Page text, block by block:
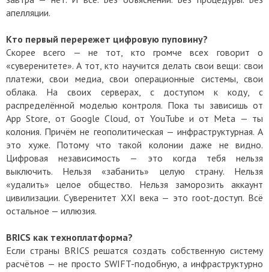
апелляции.
Кто первый перережет цифровую пуповину?
Скорее всего — не тот, кто громче всех говорит о
«суверенитете». А тот, кто научится делать свои вещи: свои
платежи, свои медиа, свои операционные системы, свои
облака. На своих серверах, с доступом к коду, с
распределённой моделью контроля. Пока ты зависишь от
App Store, от Google Cloud, от YouTube и от Meta — ты
колония. Причём не геополитическая — инфраструктурная. А
это хуже. Потому что такой колонии даже не видно.
Цифровая независимость — это когда тебя нельзя
выключить. Нельзя «забанить» целую страну. Нельзя
«удалить» целое общество. Нельзя заморозить аккаунт
цивилизации. Суверенитет XXI века — это root-доступ. Всё
остальное — иллюзия.
BRICS как техноплатформа?
Если страны BRICS решатся создать собственную систему
расчётов — не просто SWIFT-подобную, а инфраструктурно